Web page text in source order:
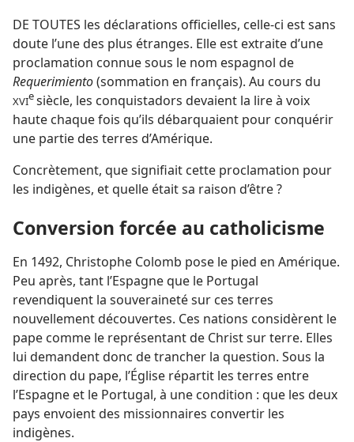
DE TOUTES les déclarations officielles, celle-ci est sans
doute l’une des plus étranges. Elle est extraite d’une
proclamation connue sous le nom espagnol de
Requerimiento(sommation en français). Au cours du
XVIesiècle, les conquistadors devaient la lire à voix
haute chaque fois qu’ils débarquaient pour conquérir
une partie des terres d’Amérique.
Concrètement, que signifiait cette proclamation pour
les indigènes, et quelle était sa raison d’être ?
Conversion forcée au catholicisme
En 1492, Christophe Colomb pose le pied en Amérique.
Peu après, tant l’Espagne que le Portugal
revendiquent la souveraineté sur ces terres
nouvellement découvertes. Ces nations considèrent le
pape comme le représentant de Christ sur terre. Elles
lui demandent donc de trancher la question. Sous la
direction du pape, l’Église répartit les terres entre
l’Espagne et le Portugal, à une condition : que les deux
pays envoient des missionnaires convertir les
indigènes.